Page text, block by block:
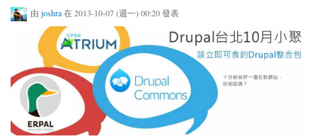
由joshra在 2013-10-07 (週一) 00:20 發表